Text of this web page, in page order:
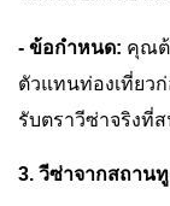
- ข้อกำหนด: คุณต้
ตัวแทนท่องเที่ยว
รับตราวีซ่าจริงที่
3. วีซ่าจากสถาน